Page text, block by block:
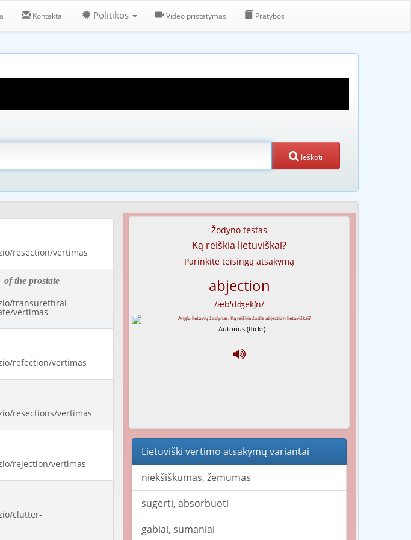
Kontaktai Politikos Video pristatymas Pratybos
Ieškoti
resection/vertimas
of the prostate
transurethral-
vertimas
refection/vertimas
resections/vertimas
rejection/vertimas
clutter-
Žodyno testas
Ką reiškia lietuviškai?
Parinkite teisingą atsakymą
abjection
/æb'dʤekʃn/
--Autorius (flickr)
Lietuviški vertimo atsakymų variantai
niekšiškumas, žemumas
sugerti, absorbuoti
gabiai, sumaniai